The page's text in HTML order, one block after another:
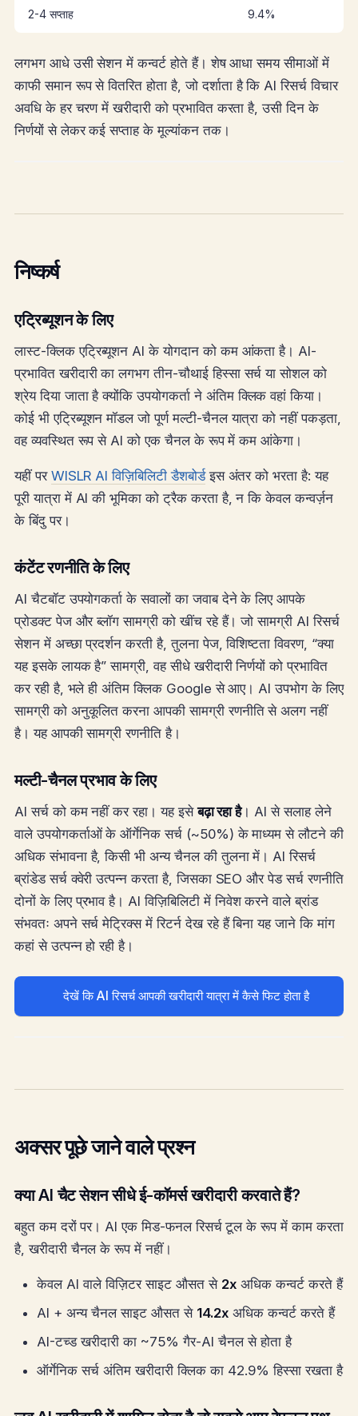
2-4 सप्ताह 9.4%
लगभग आधे उसी सेशन में कन्वर्ट होते हैं। शेष आधा समय सीमाओं में
काफी समान रूप से वितरित होता है, जो दर्शाता है कि AI रिसर्च विचार
अवधि के हर चरण में खरीदारी को प्रभावित करता है, उसी दिन के
निर्णयों से लेकर कई सप्ताह के मूल्यांकन तक।
निष्कर्ष
एट्रिब्यूशन के लिए
लास्ट-क्लिक एट्रिब्यूशन AI के योगदान को कम आंकता है। AI-
प्रभावित खरीदारी का लगभग तीन-चौथाई हिस्सा सर्च या सोशल को
श्रेय दिया जाता है क्योंकि उपयोगकर्ता ने अंतिम क्लिक वहां किया।
कोई भी एट्रिब्यूशन मॉडल जो पूर्ण मल्टी-चैनल यात्रा को नहीं पकड़ता,
वह व्यवस्थित रूप से AI को एक चैनल के रूप में कम आंकेगा।
यहीं पर WISLR AI विज़िबिलिटी डैशबोर्डइस अंतर को भरता है: यह
पूरी यात्रा में AI की भूमिका को ट्रैक करता है, न कि केवल कन्वर्ज़न
के बिंदु पर।
कंटेंट रणनीति के लिए
AI चैटबॉट उपयोगकर्ता के सवालों का जवाब देने के लिए आपके
प्रोडक्ट पेज और ब्लॉग सामग्री को खींच रहे हैं। जो सामग्री AI रिसर्च
सेशन में अच्छा प्रदर्शन करती है, तुलना पेज, विशिष्टता विवरण, “क्या
यह इसके लायक है” सामग्री, वह सीधे खरीदारी निर्णयों को प्रभावित
कर रही है, भले ही अंतिम क्लिक Google से आए। AI उपभोग के लिए
सामग्री को अनुकूलित करना आपकी सामग्री रणनीति से अलग नहीं
है। यह आपकी सामग्री रणनीति है।
मल्टी-चैनल प्रभाव के लिए
AI सर्च को कम नहीं कर रहा। यह इसेबढ़ा रहा है। AI से सलाह लेने
वाले उपयोगकर्ताओं के ऑर्गेनिक सर्च (~50%) के माध्यम से लौटने की
अधिक संभावना है, किसी भी अन्य चैनल की तुलना में। AI रिसर्च
ब्रांडेड सर्च क्वेरी उत्पन्न करता है, जिसका SEO और पेड सर्च रणनीति
दोनों के लिए प्रभाव है। AI विज़िबिलिटी में निवेश करने वाले ब्रांड
संभवतः अपने सर्च मेट्रिक्स में रिटर्न देख रहे हैं बिना यह जाने कि मांग
कहां से उत्पन्न हो रही है।
देखें कि AI रिसर्च आपकी खरीदारी यात्रा में कैसे फिट होता है
अक्सर पूछे जाने वाले प्रश्न
क्या AI चैट सेशन सीधे ई-कॉमर्स खरीदारी करवाते हैं?
बहुत कम दरों पर। AI एक मिड-फनल रिसर्च टूल के रूप में काम करता
है, खरीदारी चैनल के रूप में नहीं।
केवल AI वाले विज़िटर साइट औसत से 2x अधिक कन्वर्ट करते हैं
AI + अन्य चैनल साइट औसत से 14.2x अधिक कन्वर्ट करते हैं
AI-टच्ड खरीदारी का ~75% गैर-AI चैनल से होता है
ऑर्गेनिक सर्च अंतिम खरीदारी क्लिक का 42.9% हिस्सा रखता है